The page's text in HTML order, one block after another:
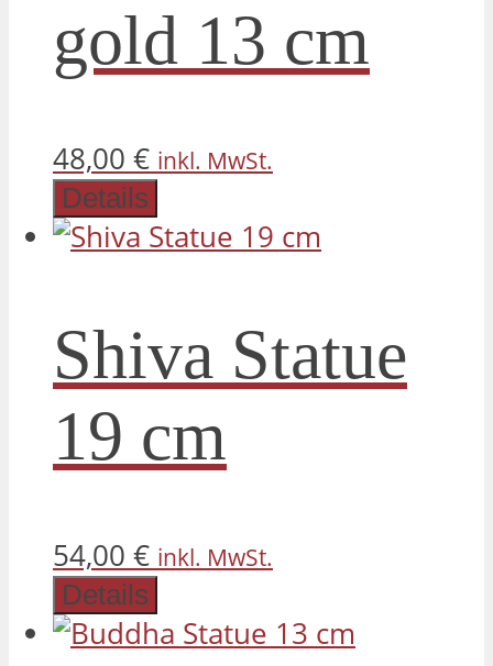
gold 13 cm
48,00 € inkl. MwSt.
Details
Shiva Statue
19 cm
54,00 € inkl. MwSt.
Details